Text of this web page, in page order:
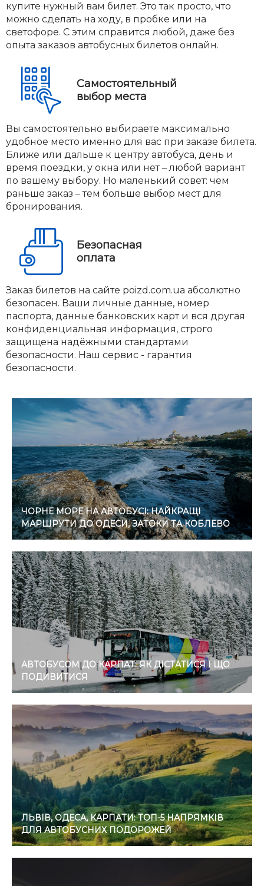
купите нужный вам билет. Это так просто, что
можно сделать на ходу, в пробке или на
светофоре. С этим справится любой, даже без
опыта заказов автобусных билетов онлайн.
Самостоятельный
выбор места
Вы самостоятельно выбираете максимально
удобное место именно для вас при заказе билета.
Ближе или дальше к центру автобуса, день и
время поездки, у окна или нет – любой вариант
по вашему выбору. Но маленький совет: чем
раньше заказ – тем больше выбор мест для
бронирования.
Безопасная
оплата
Заказ билетов на сайте poizd.com.ua абсолютно
безопасен. Ваши личные данные, номер
паспорта, данные банковских карт и вся другая
конфиденциальная информация, строго
защищена надёжными стандартами
безопасности. Наш сервис - гарантия
безопасности.
ЧОРНЕ МОРЕ НА АВТОБУСІ: НАЙКРАЩІ
МАРШРУТИ ДО ОДЕСИ, ЗАТОКИ ТА КОБЛЕВО
АВТОБУСОМ ДО КАРПАТ: ЯК ДІСТАТИСЯ І ЩО
ПОДИВИТИСЯ
ЛЬВІВ, ОДЕСА, КАРПАТИ: ТОП-5 НАПРЯМКІВ
ДЛЯ АВТОБУСНИХ ПОДОРОЖЕЙ